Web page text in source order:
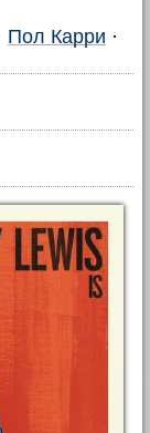
Пол Карри ·